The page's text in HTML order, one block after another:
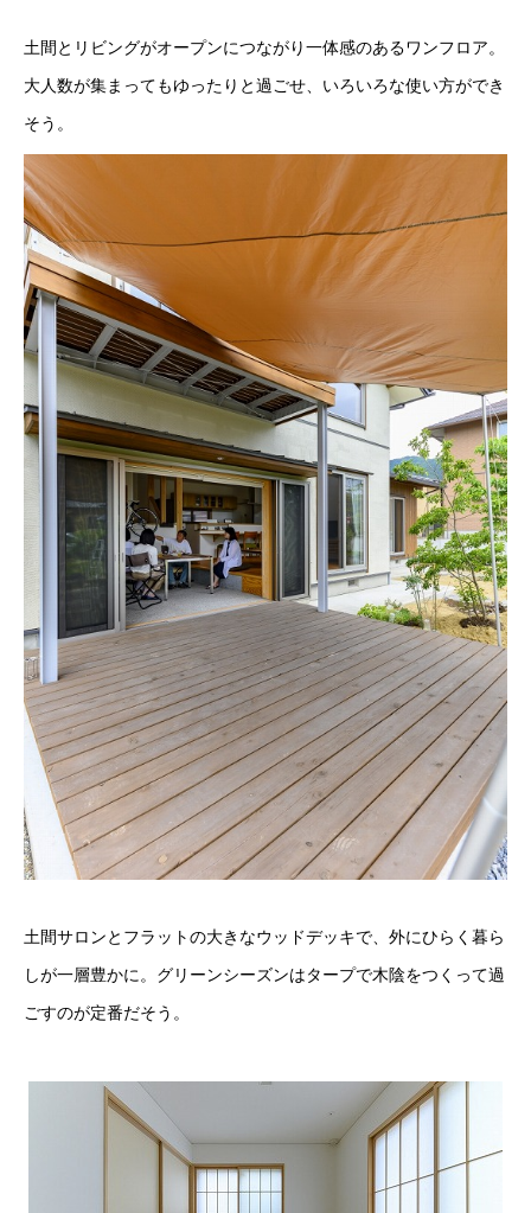
土間とリビングがオープンにつながり一体感のあるワンフロア。
大人数が集まってもゆったりと過ごせ、いろいろな使い方ができ
そう。
土間サロンとフラットの大きなウッドデッキで、外にひらく暮ら
しが一層豊かに。グリーンシーズンはタープで木陰をつくって過
ごすのが定番だそう。